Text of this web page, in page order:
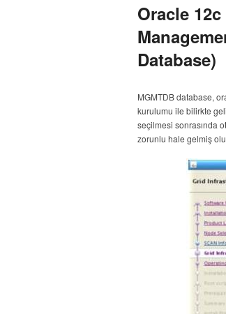
Oracle
Database)
MGMTDB database,
kurulumu ile bilirkte
seçilmesi sonrasında
zorunlu hale gelmiş